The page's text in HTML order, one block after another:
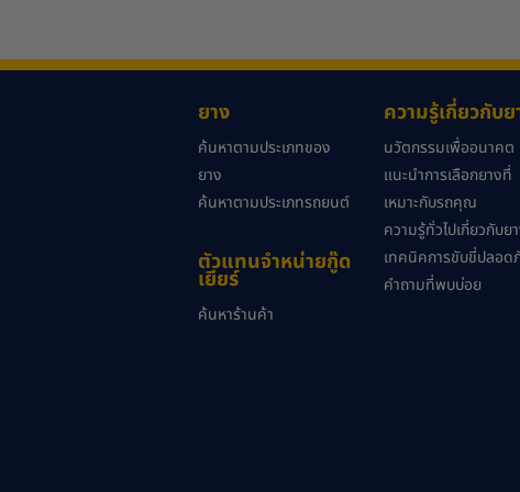
ยาง
ค้นหาตามประเภทของ
ยาง
ค้นหาตามประเภทรถยนต์
ตัวแทนจำหน่ายกู๊ด
เยียร์
ค้นหาร้านค้า
ความรู้เกี่ยวกับย
นวัตกรรมเพื่ออนาคต
แนะนำการเลือกยางที่
เหมาะกับรถคุณ
ความรู้ทั่วไปเกี่ยวกับย
เทคนิคการขับขี่ปลอด
คำถามที่พบบ่อย